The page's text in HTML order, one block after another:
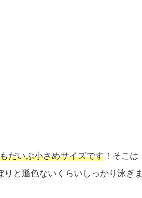
だいぶ小さめサイズです！そこは
と遜色ないくらいしっかり泳ぎま